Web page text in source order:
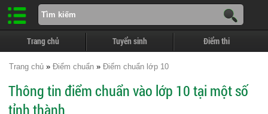
Trang chủ Tuyển sinh Điểm thi
Trang chủ » Điểm chuẩn » Điểm chuẩn lớp 10
Thông tin điểm chuẩn vào lớp 10 tại một số
tỉnh thành